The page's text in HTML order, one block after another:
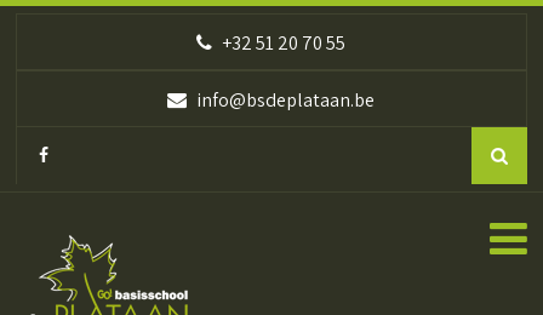
+32 51 20 70 55
info@bsdeplataan.be